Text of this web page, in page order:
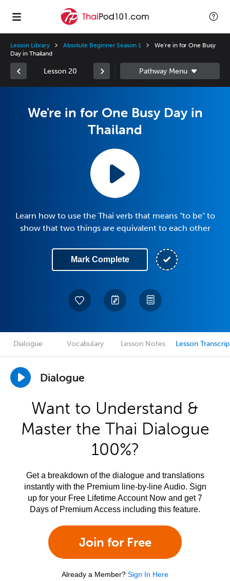
Lesson Library Absolute Beginner Season 1
We're in for One Busy
Day in Thailand
Lesson 20
We're in for One Busy Day in
Thailand
Learn how to use the Thai verb that means "to be" to
show that two things are equivalent to each other
Mark Complete
Dialogue Vocabulary Lesson Notes Lesson
Dialogue
Want to Understand &
Master the Thai Dialogue
100%?
Get a breakdown of the dialogue and translations
instantly with the Premium line-by-line Audio. Sign
up for your Free Lifetime Account Now and get 7
Days of Premium Access including this feature.
Join for Free
Already a Member? Sign In Here